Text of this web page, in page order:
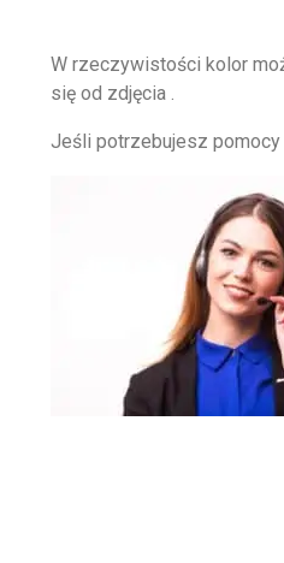
W rzeczywistości kolor
się od zdjęcia .
Jeśli potrzebujesz pomocy